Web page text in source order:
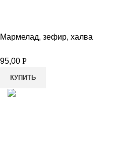
Мармелад, зефир, халва
95,00 Р
КУПИТЬ